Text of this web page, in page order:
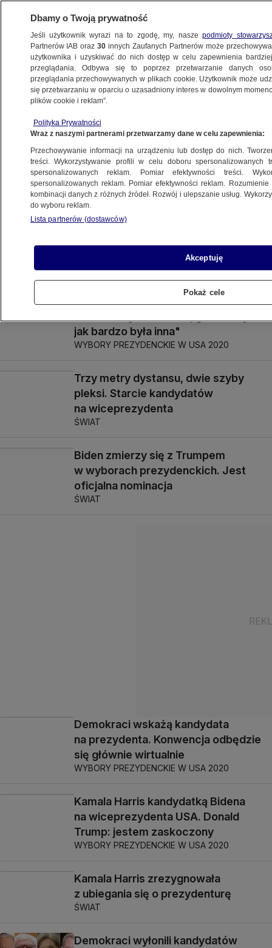
KAMALA HARRIS
Trwa walka o amerykański Kongres.
Media w USA prognozują rozkład sił
WYBORY PREZYDENCKIE W USA 2020
Kandydatka na wiceprezydenta
wstrzymuje spotkania
ŚWIAT
Stanów Zjednoczonych. Ruszają
kluczowe przesłuchania
WYBORY PREZYDENCKIE W USA 2020
jak bardzo była inna"
WYBORY PREZYDENCKIE W USA 2020
Trzy metry dystansu, dwie szyby
pleksi. Starcie kandydatów
na wiceprezydenta
ŚWIAT
Biden zmierzy się z Trumpem
w wyborach prezydenckich. Jest
oficjalna nominacja
ŚWIAT
Demokraci wskażą kandydata
na prezydenta. Konwencja odbędzie
się głównie wirtualnie
WYBORY PREZYDENCKIE W USA 2020
Kamala Harris kandydatką Bidena
na wiceprezydenta USA. Donald
Trump: jestem zaskoczony
WYBORY PREZYDENCKIE W USA 2020
Kamala Harris zrezygnowała
z ubiegania się o prezydenturę
ŚWIAT
Demokraci wyłonili kandydatów
Dbamy o Twoją prywatność
Jeśli użytkownik wyrazi na to zgodę, my, naszepodmioty
Partnerów IAB oraz30 innych Zaufanych Partnerów może
użytkownika i uzyskiwać do nich dostęp w celu zapewnienia
przeglądania. Odbywa się to poprzez przetwarzanie danych
przeglądania przechowywanych w plikach cookie. Użytkownik może
się przetwarzaniu w oparciu o uzasadniony interes w dowolnym
plików cookie i reklam”.
Polityka Prywatności
Wraz z naszymi partnerami przetwarzamy dane w celu zapewnienia:
Przechowywanie informacji na urządzeniu lub dostęp do nich.
treści. Wykorzystywanie profili w celu doboru spersonalizowanych
spersonalizowanych reklam. Pomiar efektywności treści.
spersonalizowanych reklam. Pomiar efektywności reklam.
kombinacji danych z różnych źródeł. Rozwój i ulepszanie usług.
do wyboru reklam.
Lista partnerów (dostawców)
Akceptuję
Pokaż cele